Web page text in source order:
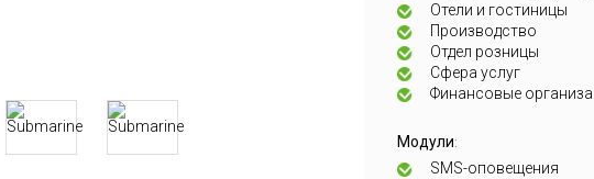
Отели и гостиницы
Производство
Отдел розницы
Сфера услуг
Финансовые
Модули:
SMS-оповещения